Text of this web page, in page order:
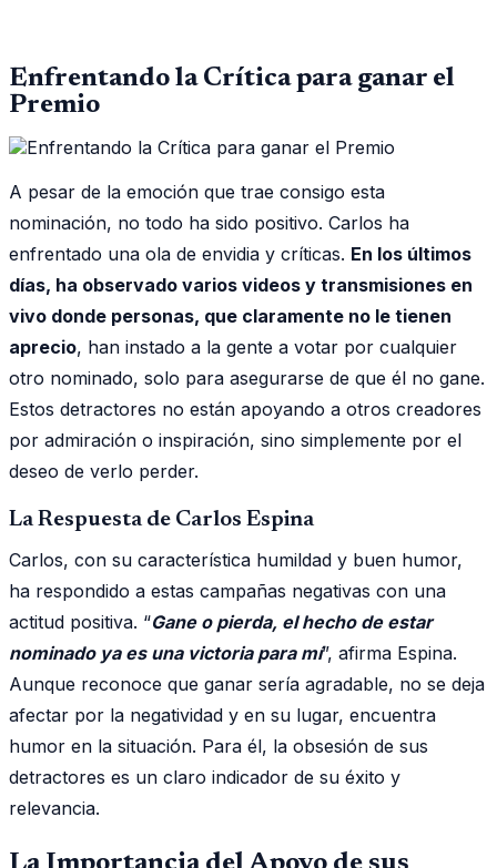
Enfrentando la Crítica para ganar el
Premio
A pesar de la emoción que trae consigo esta
nominación, no todo ha sido positivo. Carlos ha
enfrentado una ola de envidia y críticas. En los últimos
días, ha observado varios videos y transmisiones en
vivo donde personas, que claramente no le tienen
aprecio, han instado a la gente a votar por cualquier
otro nominado, solo para asegurarse de que él no gane.
Estos detractores no están apoyando a otros creadores
por admiración o inspiración, sino simplemente por el
deseo de verlo perder.
La Respuesta de Carlos Espina
Carlos, con su característica humildad y buen humor,
ha respondido a estas campañas negativas con una
actitud positiva. “Gane o pierda, el hecho de estar
nominado ya es una victoria para mí”, afirma Espina.
Aunque reconoce que ganar sería agradable, no se deja
afectar por la negatividad y en su lugar, encuentra
humor en la situación. Para él, la obsesión de sus
detractores es un claro indicador de su éxito y
relevancia.